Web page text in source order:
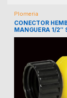
Plomeria
CONECTOR
MANGUERA 1/2″
130377